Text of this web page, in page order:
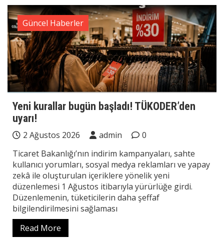
Güncel Haberler
Yeni kurallar bugün başladı! TÜKODER’den
uyarı!
2 Ağustos 2026 admin
0
Ticaret Bakanlığı’nın indirim kampanyaları, sahte
kullanıcı yorumları, sosyal medya reklamları ve yapay
zekâ ile oluşturulan içeriklere yönelik yeni
düzenlemesi 1 Ağustos itibarıyla yürürlüğe girdi.
Düzenlemenin, tüketicilerin daha şeffaf
bilgilendirilmesini sağlaması
Read More